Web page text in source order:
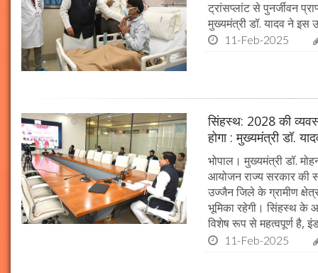
ट्रांसप्लांट से पुनर्जीवन
मुख्यमंत्री डॉ. यादव ने इस
11-Feb-2025
सिंहस्थ: 2028 की
होगा : मुख्यमंत्री डॉ.
भोपाल। मुख्यमंत्री डॉ.
आयोजन राज्य सरकार की
उज्जैन जिले के ग्रामीण
भूमिका रहेगी। सिंहस्थ के
विशेष रूप से महत्वपूर्ण है,
11-Feb-2025